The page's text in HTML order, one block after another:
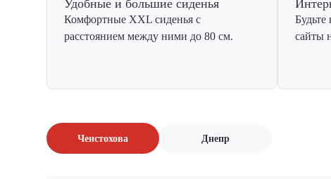
Удобные и большие сиденья
Комфортные XXL сиденья с
расстоянием между ними до 80 см.
сайты
Ченстохова Днепр